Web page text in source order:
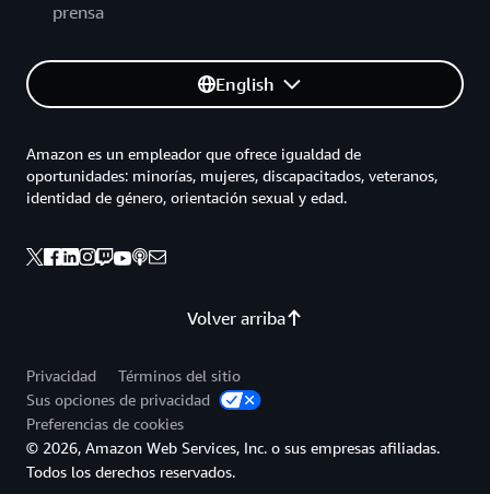
prensa
English
Volver arriba
Amazon es un empleador que ofrece igualdad de
oportunidades: minorías, mujeres, discapacitados, veteranos,
identidad de género, orientación sexual y edad.
Privacidad
Términos del sitio
Sus opciones de privacidad
Preferencias de cookies
© 2026, Amazon Web Services, Inc. o sus empresas afiliadas.
Todos los derechos reservados.